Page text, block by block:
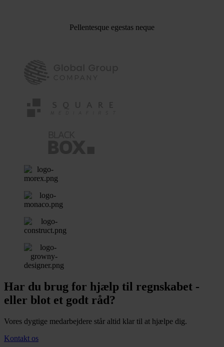
Pellentesque egestas neque
Har du brug for hjælp til regnskabet -
eller blot et godt råd?
Vores dygtige medarbejdere står altid klar til at hjælpe dig.
Kontakt os